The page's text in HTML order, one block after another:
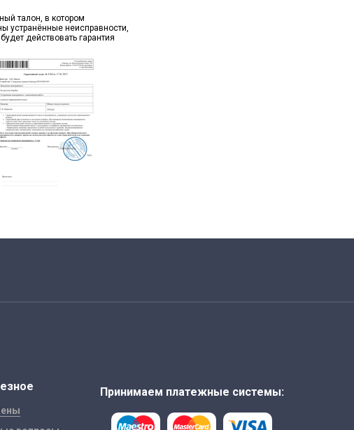
талон, в котором
устранённые неисправности,
действовать гарантия
Принимаем платежные системы: